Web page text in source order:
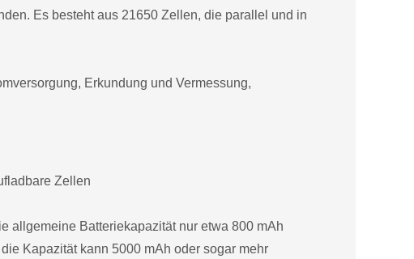
Es besteht aus 21650 Zellen, die parallel und in
Erkundung und Vermessung,
Zellen
allgemeine Batteriekapazität nur etwa 800 mAh
Kapazität kann 5000 mAh oder sogar mehr